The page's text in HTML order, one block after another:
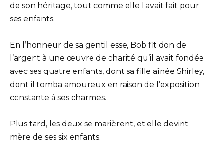
de son héritage, tout comme elle l’avait fait pour
ses enfants.
En l’honneur de sa gentillesse, Bob fit don de
l’argent à une œuvre de charité qu’il avait fondée
avec ses quatre enfants, dont sa fille aînée Shirley,
dont il tomba amoureux en raison de l’exposition
constante à ses charmes.
Plus tard, les deux se marièrent, et elle devint
mère de ses six enfants.